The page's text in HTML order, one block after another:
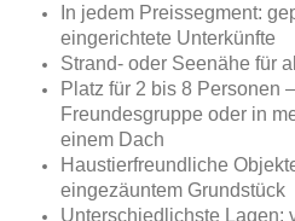
In jedem Preissegment:
eingerichtete Unterkünfte
Strand- oder Seenähe für
Platz für 2 bis 8 Personen
Freundesgruppe oder in
einem Dach
Haustierfreundliche
eingezäuntem Grundstück
Unterschiedlichste Lagen: